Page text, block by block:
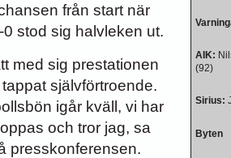
AIK:
(92)
Sirius:
Byten
från start när
stod sig halvleken ut.
med sig prestationen
självförtroende.
igår kväll, vi har
och tror jag, sa
presskonferensen.